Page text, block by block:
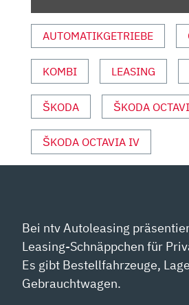
I
AUTO
MOTOR
UND
VON
YOUTUBE
ANZEIGEN
AUTOMATIKGETRIEBE
KOMBI LEASING
ŠKODA ŠKODA
ŠKODA OCTAVIA IV
Bei ntv Autoleasing
Leasing-Schnäppchen für
Es gibt Bestellfahrzeuge,
Gebrauchtwagen.